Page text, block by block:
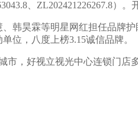
、ZL202421226267.8）。
昊霖等明星网红担任品牌
位，八度上榜3.15诚信品牌。
，好视立视光中心连锁门店